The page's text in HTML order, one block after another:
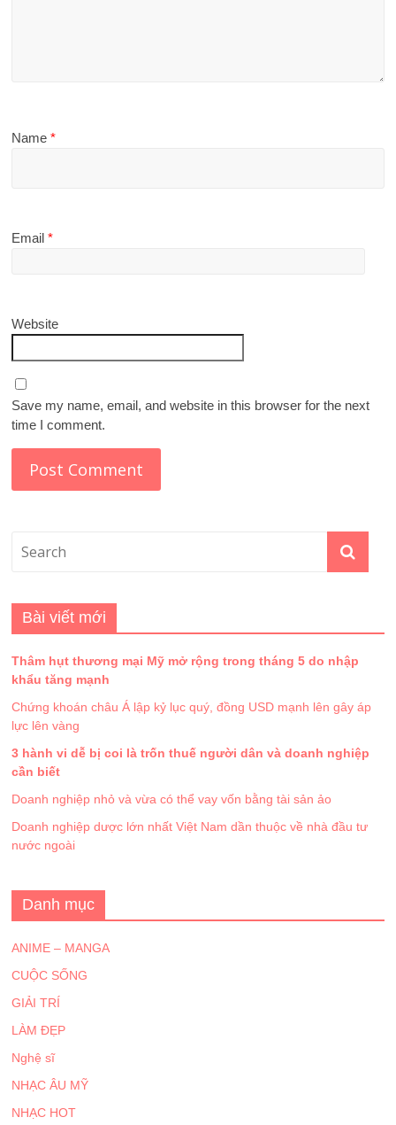
Name*
Email*
Website
Save my name, email, and website in this browser for the next
time I comment.
Bài viết mới
Thâm hụt thương mại Mỹ mở rộng trong tháng 5 do nhập
khẩu tăng mạnh
Chứng khoán châu Á lập kỷ lục quý, đồng USD mạnh lên gây áp
lực lên vàng
3 hành vi dễ bị coi là trốn thuế người dân và doanh nghiệp
cần biết
Doanh nghiệp nhỏ và vừa có thể vay vốn bằng tài sản ảo
Doanh nghiệp dược lớn nhất Việt Nam dần thuộc về nhà đầu tư
nước ngoài
Danh mục
ANIME – MANGA
CUỘC SỐNG
GIẢI TRÍ
LÀM ĐẸP
Nghệ sĩ
NHẠC ÂU MỸ
NHẠC HOT